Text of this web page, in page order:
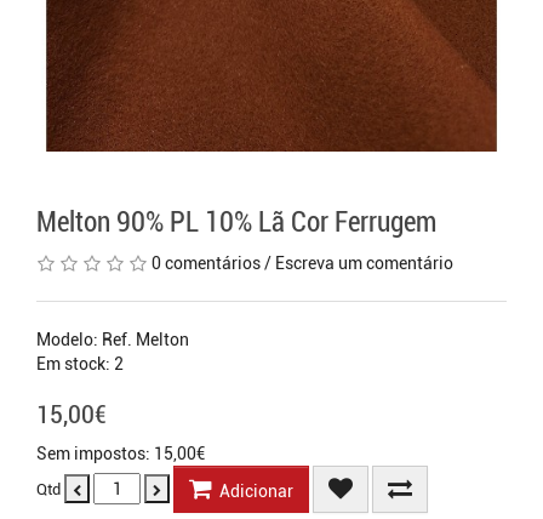
Melton 90% PL 10% Lã Cor Ferrugem
0 comentários/ Escreva um comentário
Modelo: Ref. Melton
Em stock: 2
15,00€
Sem impostos: 15,00€
Qtd Adicionar